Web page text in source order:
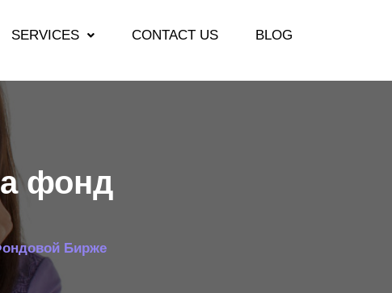
SERVICES CONTACT US BLOG
фонд
Бирже